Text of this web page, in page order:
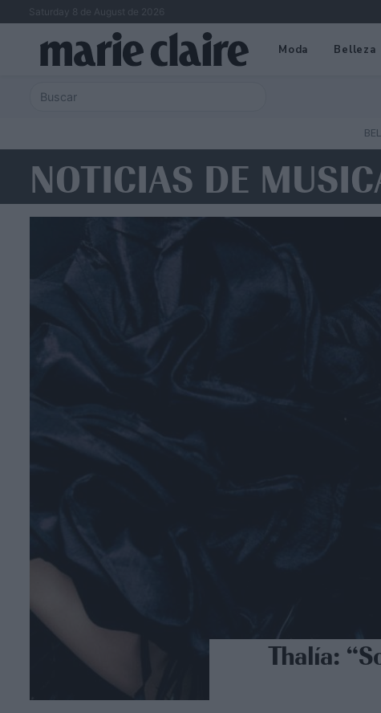
Saturday 8 de August de 2026
Moda Belleza
NOTICIAS DE
Thalía: